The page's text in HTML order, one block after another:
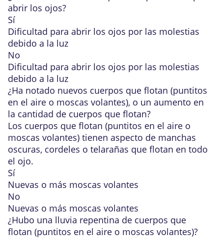
abrir los ojos?
Sí
Dificultad para abrir los ojos por las molestias
debido a la luz
No
Dificultad para abrir los ojos por las molestias
debido a la luz
¿Ha notado nuevos cuerpos que flotan (puntitos
en el aire o moscas volantes), o un aumento en
la cantidad de cuerpos que flotan?
Los cuerpos que flotan (puntitos en el aire o
moscas volantes) tienen aspecto de manchas
oscuras, cordeles o telarañas que flotan en todo
el ojo.
Sí
Nuevas o más moscas volantes
No
Nuevas o más moscas volantes
¿Hubo una lluvia repentina de cuerpos que
flotan (puntitos en el aire o moscas volantes)?